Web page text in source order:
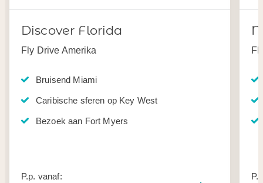
Discover Florida
Fly Drive Amerika
Bruisend Miami
Caribische sferen op Key West
Bezoek aan Fort Myers
P.p. vanaf: